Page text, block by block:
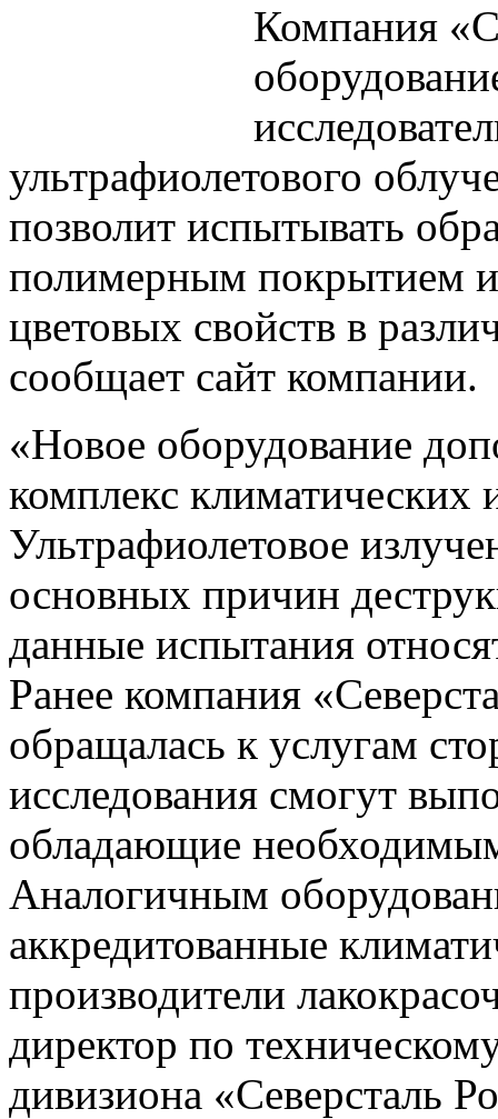
Компания
ультрафиолетового
позволит испытывать
полимерным покрытием
цветовых свойств в
сообщает сайт компании.
«Новое оборудование
комплекс климатических
Ультрафиолетовое
основных причин
данные испытания
Ранее компания
обращалась к услугам
исследования смогут
обладающие
Аналогичным
аккредитованные
производители
директор по
дивизиона «Северсталь